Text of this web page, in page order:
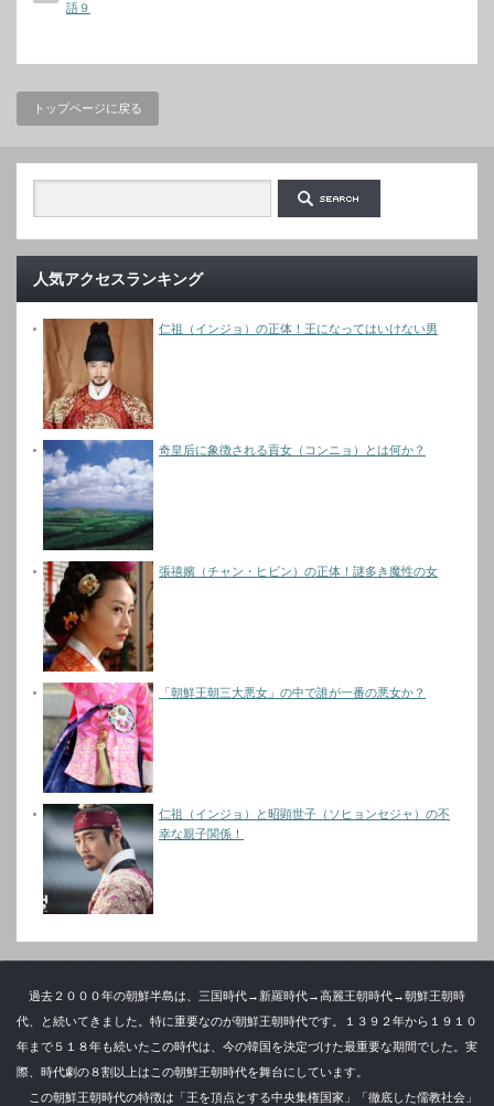
語９
トップページに戻る
人気アクセスランキング
仁祖（インジョ）の正体！王になってはいけない男
奇皇后に象徴される貢女（コンニョ）とは何か？
張禧嬪（チャン・ヒビン）の正体！謎多き魔性の女
「朝鮮王朝三大悪女」の中で誰が一番の悪女か？
仁祖（インジョ）と昭顕世子（ソヒョンセジャ）の不
幸な親子関係！
過去２０００年の朝鮮半島は、三国時代→新羅時代→高麗王朝時代→朝鮮王朝時
代、と続いてきました。特に重要なのが朝鮮王朝時代です。１３９２年から１９１０
年まで５１８年も続いたこの時代は、今の韓国を決定づけた最重要な期間でした。実
際、時代劇の８割以上はこの朝鮮王朝時代を舞台にしています。
この朝鮮王朝時代の特徴は「王を頂点とする中央集権国家」「徹底した儒教社会」